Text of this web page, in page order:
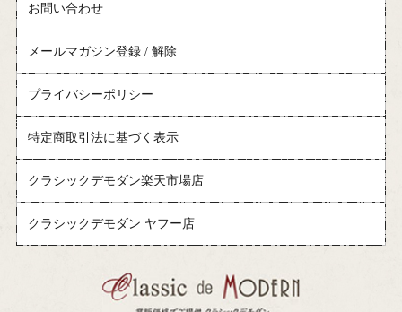
お問い合わせ
メールマガジン登録 / 解除
プライバシーポリシー
特定商取引法に基づく表示
クラシックデモダン楽天市場店
クラシックデモダン ヤフー店